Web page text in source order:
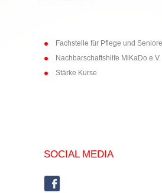
Fachstelle für Pflege und
Nachbarschaftshilfe MiKaDo e.V.
Stärke Kurse
SOCIAL MEDIA